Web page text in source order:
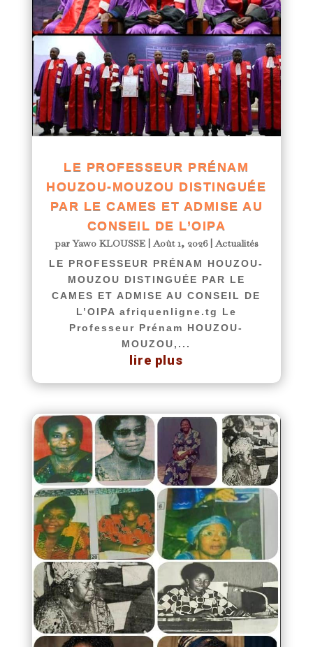
LE PROFESSEUR PRÉNAM
HOUZOU-MOUZOU DISTINGUÉE
PAR LE CAMES ET ADMISE AU
CONSEIL DE L’OIPA
parYawo KLOUSSE|Août 1, 2026|Actualités
LE PROFESSEUR PRÉNAM HOUZOU-
MOUZOU DISTINGUÉE PAR LE
CAMES ET ADMISE AU CONSEIL DE
L’OIPA afriquenligne.tg Le
Professeur Prénam HOUZOU-
MOUZOU,...
lire plus